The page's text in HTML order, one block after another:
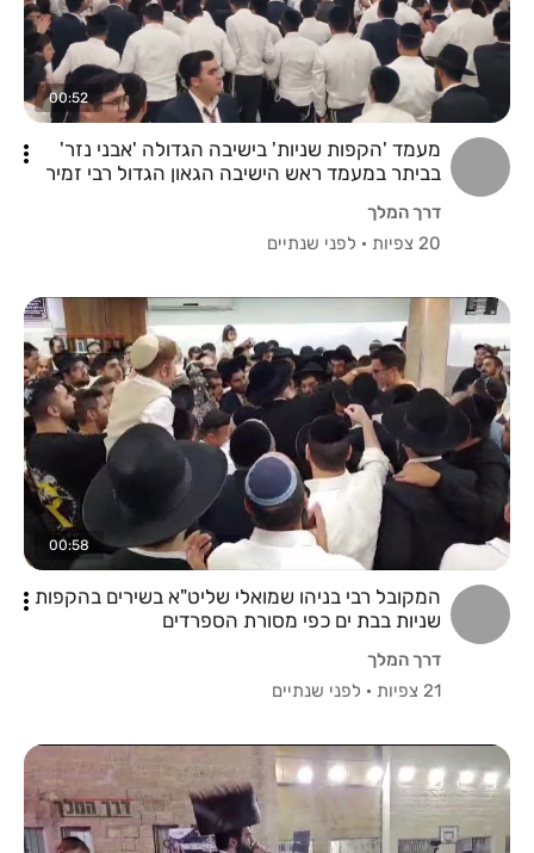
00:52
מעמד 'הקפות שניות' בישיבה הגדולה 'אבני נזר'
בביתר במעמד ראש הישיבה הגאון הגדול רבי זמיר
דרך המלך
20 צפיות
· לפני שנתיים
00:58
המקובל רבי בניהו שמואלי שליט"א בשירים בהקפות
שניות בבת ים כפי מסורת הספרדים
דרך המלך
21 צפיות
· לפני שנתיים